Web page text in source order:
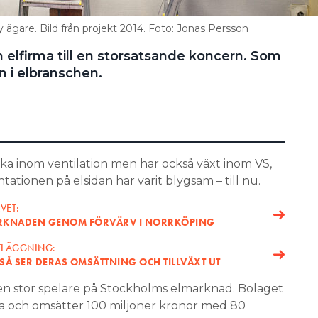
Bild från projekt 2014. Foto: Jonas Persson
elfirma till en storsatsande koncern. Som
i elbranschen.
inom ventilation men har också växt inom VS,
på elsidan har varit blygsam – till nu.
GENOM FÖRVÄRV I NORRKÖPING
SER DERAS OMSÄTTNING OCH TILLVÄXT UT
stor spelare på Stockholms elmarknad. Bolaget
omsätter 100 miljoner kronor med 80